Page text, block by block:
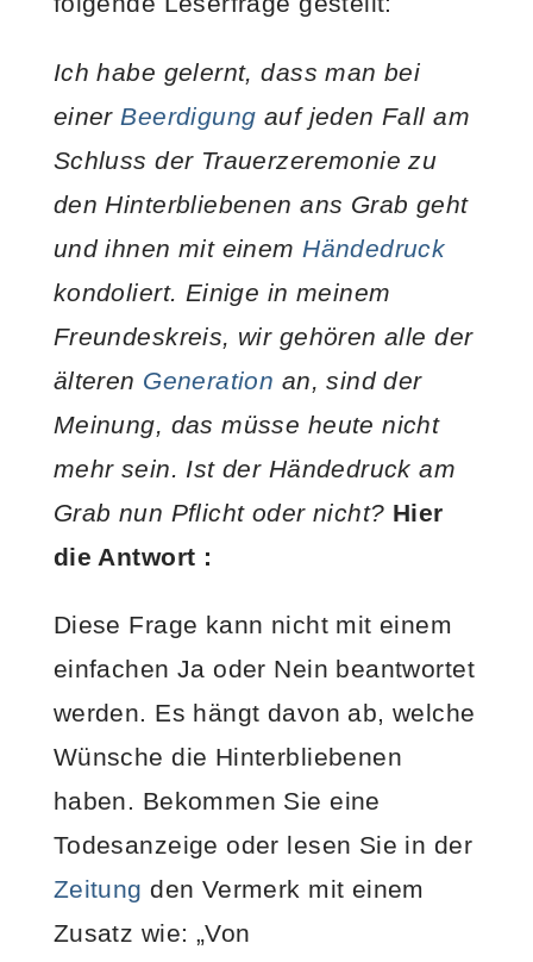
Ich habe gelernt, dass man bei
einer Beerdigung auf jeden Fall am
Schluss der Trauerzeremonie zu
den Hinterbliebenen ans Grab geht
und ihnen mit einem Händedruck
kondoliert. Einige in meinem
Freundeskreis, wir gehören alle der
älteren Generation an, sind der
Meinung, das müsse heute nicht
mehr sein. Ist der Händedruck am
Grab nun Pflicht oder nicht? Hier
die Antwort :
Diese Frage kann nicht mit einem
einfachen Ja oder Nein beantwortet
werden. Es hängt davon ab, welche
Wünsche die Hinterbliebenen
haben. Bekommen Sie eine
Todesanzeige oder lesen Sie in der
Zeitung den Vermerk mit einem
Zusatz wie: „Von